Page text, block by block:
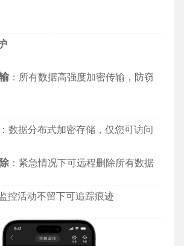
：所有数据高强度加密传输，防窃
：数据分布式加密存储，仅您可访问
：紧急情况下可远程删除所有数据
监控活动不留下可追踪痕迹